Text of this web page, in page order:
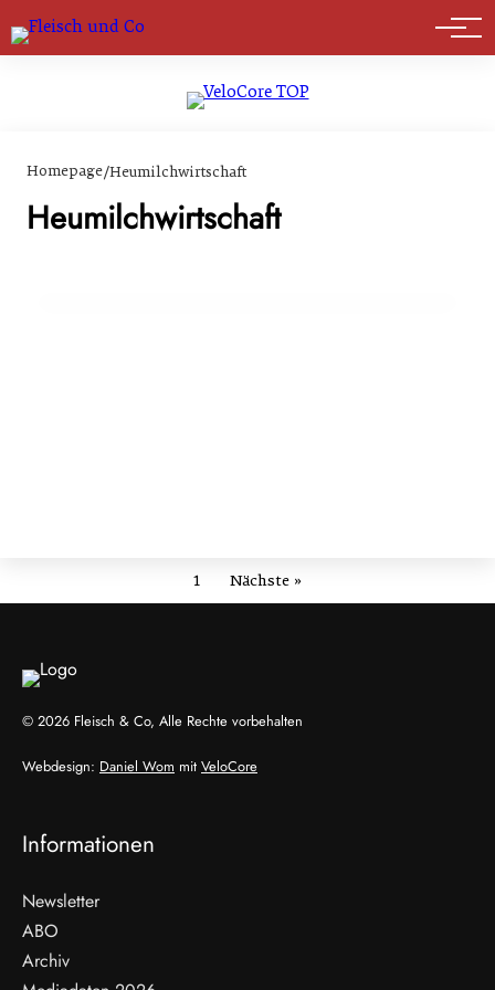
Marktführer
Homepage/Heumilchwirtschaft
Heumilchwirtschaft
10. März 2024
Heumilchwirtschaft im Alpenbogen von den
Vereinigten Nationen als Weltkulturerbe
1 Nächste »
© 2026 Fleisch & Co, Alle Rechte vorbehalten
Webdesign: Daniel Wom mit VeloCore
Informationen
Newsletter
ABO
Archiv